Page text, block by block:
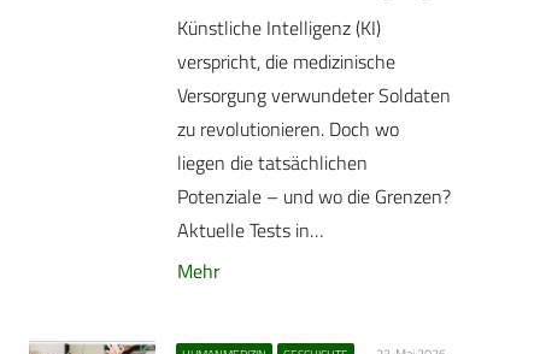
Künstliche Intelligenz (KI)
verspricht, die medizinische
Versorgung verwundeter Soldaten
zu revolutionieren. Doch wo
liegen die tatsächlichen
Potenziale – und wo die Grenzen?
Aktuelle Tests in…
Mehr